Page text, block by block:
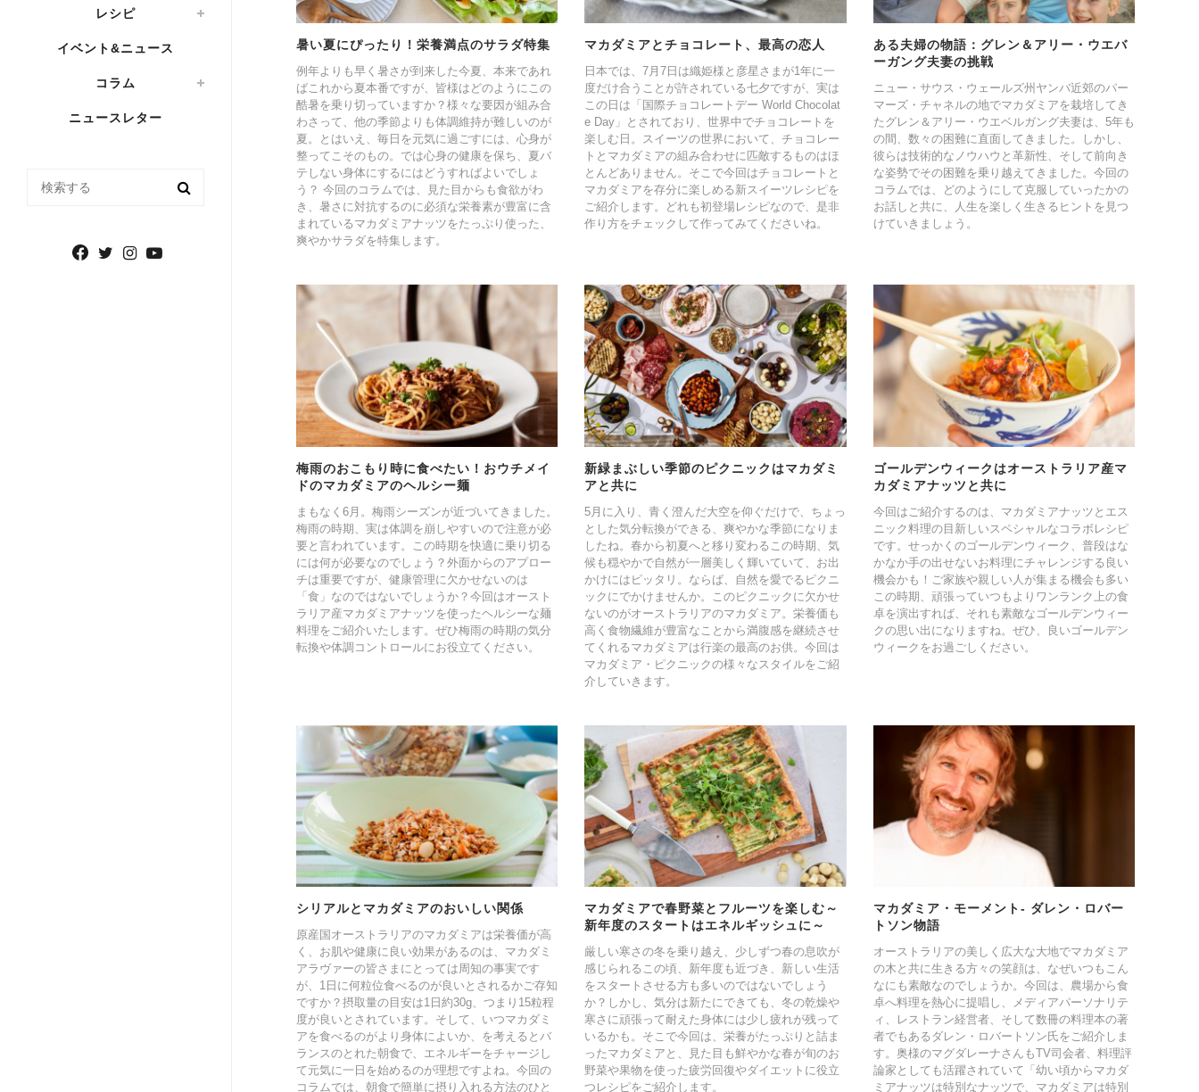
レシピ
イベント&ニュース
コラム
ニュースレター
暑い夏にぴったり！栄養満点のサラダ特集
例年よりも早く暑さが到来した今夏、本来であれ
ばこれから夏本番ですが、皆様はどのようにこの
酷暑を乗り切っていますか？様々な要因が組み合
わさって、他の季節よりも体調維持が難しいのが
夏。とはいえ、毎日を元気に過ごすには、心身が
整ってこそのもの。では心身の健康を保ち、夏バ
テしない身体にするにはどうすればよいでしょ
う？ 今回のコラムでは、見た目からも食欲がわ
き、暑さに対抗するのに必須な栄養素が豊富に含
まれているマカダミアナッツをたっぷり使った、
爽やかサラダを特集します。
マカダミアとチョコレート、最高の恋人
日本では、7月7日は織姫様と彦星さまが1年に一
度だけ合うことが許されている七夕ですが、実は
この日は「国際チョコレートデー World Chocolat
e Day」とされており、世界中でチョコレートを
楽しむ日。スイーツの世界において、チョコレー
トとマカダミアの組み合わせに匹敵するものはほ
とんどありません。そこで今回はチョコレートと
マカダミアを存分に楽しめる新スイーツレシピを
ご紹介します。どれも初登場レシピなので、是非
作り方をチェックして作ってみてくださいね。
ある夫婦の物語：グレン＆アリー・ウエバ
ーガング夫妻の挑戦
ニュー・サウス・ウェールズ州ヤンバ近郊のパー
マーズ・チャネルの地でマカダミアを栽培してき
たグレン＆アリー・ウエベルガング夫妻は、5年も
の間、数々の困難に直面してきました。しかし、
彼らは技術的なノウハウと革新性、そして前向き
な姿勢でその困難を乗り越えてきました。今回の
コラムでは、どのようにして克服していったかの
お話しと共に、人生を楽しく生きるヒントを見つ
けていきましょう。
梅雨のおこもり時に食べたい！おウチメイ
ドのマカダミアのヘルシー麺
まもなく6月。梅雨シーズンが近づいてきました。
梅雨の時期、実は体調を崩しやすいので注意が必
要と言われています。この時期を快適に乗り切る
には何が必要なのでしょう？外面からのアプロー
チは重要ですが、健康管理に欠かせないのは
「食」なのではないでしょうか？今回はオースト
ラリア産マカダミアナッツを使ったヘルシーな麺
料理をご紹介いたします。ぜひ梅雨の時期の気分
転換や体調コントロールにお役立てください。
新緑まぶしい季節のピクニックはマカダミ
アと共に
5月に入り、青く澄んだ大空を仰ぐだけで、ちょっ
とした気分転換ができる、爽やかな季節になりま
したね。春から初夏へと移り変わるこの時期、気
候も穏やかで自然が一層美しく輝いていて、お出
かけにはピッタリ。ならば、自然を愛でるピクニ
ックにでかけませんか。このピクニックに欠かせ
ないのがオーストラリアのマカダミア。栄養価も
高く食物繊維が豊富なことから満腹感を継続させ
てくれるマカダミアは行楽の最高のお供。今回は
マカダミア・ピクニックの様々なスタイルをご紹
介していきます。
ゴールデンウィークはオーストラリア産マ
カダミアナッツと共に
今回はご紹介するのは、マカダミアナッツとエス
ニック料理の目新しいスペシャルなコラボレシピ
です。せっかくのゴールデンウィーク、普段はな
かなか手の出せないお料理にチャレンジする良い
機会かも！ご家族や親しい人が集まる機会も多い
この時期、頑張っていつもよりワンランク上の食
卓を演出すれば、それも素敵なゴールデンウィー
クの思い出になりますね。ぜひ、良いゴールデン
ウィークをお過ごしください。
シリアルとマカダミアのおいしい関係
原産国オーストラリアのマカダミアは栄養価が高
く、お肌や健康に良い効果があるのは、マカダミ
アラヴァーの皆さまにとっては周知の事実です
が、1日に何粒位食べるのが良いとされるかご存知
ですか？摂取量の目安は1日約30g、つまり15粒程
度が良いとされています。そして、いつマカダミ
アを食べるのがより身体によいか、を考えるとバ
ランスのとれた朝食で、エネルギーをチャージし
て元気に一日を始めるのが理想ですよね。今回の
コラムでは、朝食で簡単に摂り入れる方法のひと
マカダミアで春野菜とフルーツを楽しむ～
新年度のスタートはエネルギッシュに～
厳しい寒さの冬を乗り越え、少しずつ春の息吹が
感じられるこの頃、新年度も近づき、新しい生活
をスタートさせる方も多いのではないでしょう
か？しかし、気分は新たにできても、冬の乾燥や
寒さに頑張って耐えた身体には少し疲れが残って
いるかも。そこで今回は、栄養がたっぷりと詰ま
ったマカダミアと、見た目も鮮やかな春が旬のお
野菜や果物を使った疲労回復やダイエットに役立
つレシピをご紹介します。
マカダミア・モーメント- ダレン・ロバー
トソン物語
オーストラリアの美しく広大な大地でマカダミア
の木と共に生きる方々の笑顔は、なぜいつもこん
なにも素敵なのでしょうか。今回は、農場から食
卓へ料理を熱心に提唱し、メディアパーソナリテ
ィ、レストラン経営者、そして数冊の料理本の著
者でもあるダレン・ロバートソン氏をご紹介しま
す。奥様のマグダレーナさんもTV司会者、料理評
論家としても活躍されていて「幼い頃からマカダ
ミアナッツは特別なナッツで、マカダミアは特別